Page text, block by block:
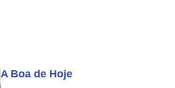
A Boa de Hoje